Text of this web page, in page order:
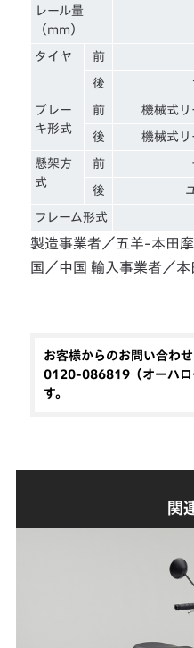
レール量
（mm）
タイヤ 前
後
ブレー
キ形式
前 機械式リ
後 機械式リ
懸架方
式
前
後
フレーム形式
製造事業者／五羊-本田
国／中国 輸入事業者／
お客様からのお問い合わ
0120-086819（オーハロ
す。
関